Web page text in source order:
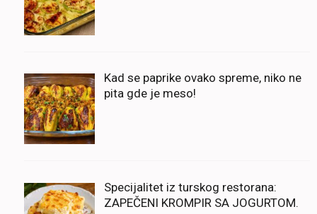
Kad se paprike ovako spreme, niko ne
pita gde je meso!
Specijalitet iz turskog restorana:
ZAPEČENI KROMPIR SA JOGURTOM.